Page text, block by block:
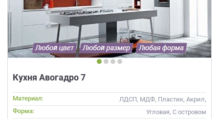
Кухня Авогадро 7
Материал:
ЛДСП, МДФ, Пластик, Акрил,
Alvic / УФ лак, Эмаль, Шпон
Форма:
Угловая, С островом